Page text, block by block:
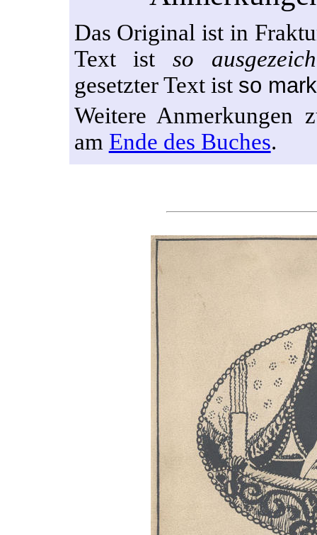
Das Original ist in
Text istso
gesetzter Text ist so
Weitere Anmerkungen
am Ende des Buches.